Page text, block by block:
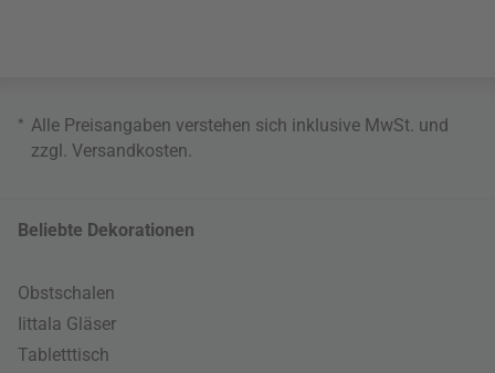
* Alle Preisangaben verstehen sich inklusive MwSt. und
zzgl. Versandkosten
Beliebte Dekorationen
Obstschalen
Iittala Gläser
Tabletttisch